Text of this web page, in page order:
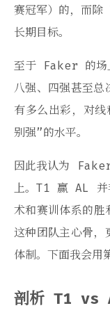
赛冠军）的，而
长期目标。
至于 Faker 的场
八强、四强甚至总
有多么出彩，对
别强”的水平。
因此我认为
上。T1 赢 AL 并
术和赛训体系的
这种团队主心骨，
体制。下面我会用
剖析 T1 vs